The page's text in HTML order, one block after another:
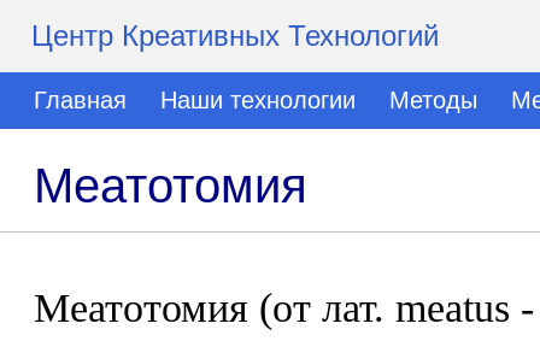
Центр Креативных Технологий
Главная Наши технологии Методы
Меатотомия
Меатотомия (от лат. meatus